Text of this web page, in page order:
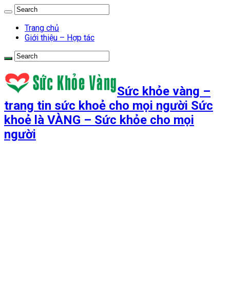
Trang chủ
Giới thiệu – Hợp tác
Sức khỏe vàng –
trang tin sức khoẻ cho mọi người Sức
khoẻ là VÀNG – Sức khỏe cho mọi
người